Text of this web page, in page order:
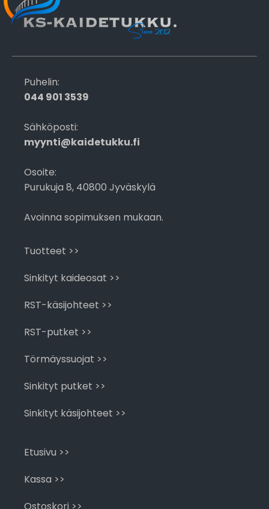
Puhelin:
044 901 3539
Sähköposti:
myynti@kaidetukku.fi
Osoite:
Purukuja 8, 40800 Jyväskylä
Avoinna sopimuksen mukaan.
Tuotteet >>
Sinkityt kaideosat >>
RST-käsijohteet >>
RST-putket >>
Törmäyssuojat >>
Sinkityt putket >>
Sinkityt käsijohteet >>
Etusivu >>
Kassa >>